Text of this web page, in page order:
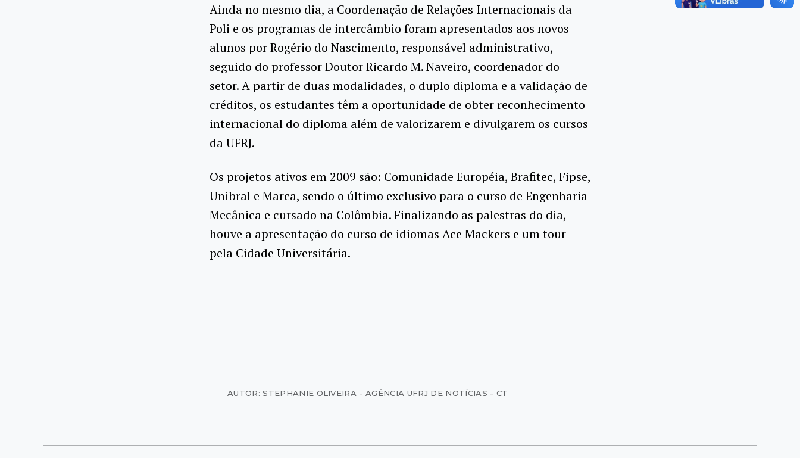
Ainda no mesmo dia, a Coordenação de Relações Internacionais da
Poli e os programas de intercâmbio foram apresentados aos novos
alunos por Rogério do Nascimento, responsável administrativo,
seguido do professor Doutor Ricardo M. Naveiro, coordenador do
setor. A partir de duas modalidades, o duplo diploma e a validação de
créditos, os estudantes têm a oportunidade de obter reconhecimento
internacional do diploma além de valorizarem e divulgarem os cursos
da UFRJ.
Os projetos ativos em 2009 são: Comunidade Européia, Brafitec, Fipse,
Unibral e Marca, sendo o último exclusivo para o curso de Engenharia
Mecânica e cursado na Colômbia. Finalizando as palestras do dia,
houve a apresentação do curso de idiomas Ace Mackers e um tour
pela Cidade Universitária.
AUTOR: STEPHANIE OLIVEIRA - AGÊNCIA UFRJ DE NOTÍCIAS - CT